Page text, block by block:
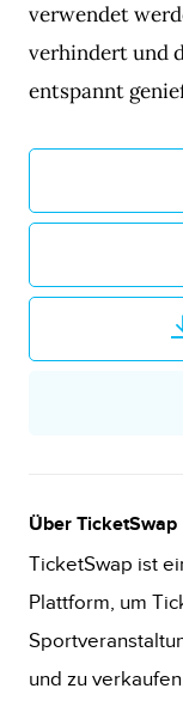
verwendet
verhindert und
entspannt
Über TicketSwap
TicketSwap ist
Plattform, um
und zu